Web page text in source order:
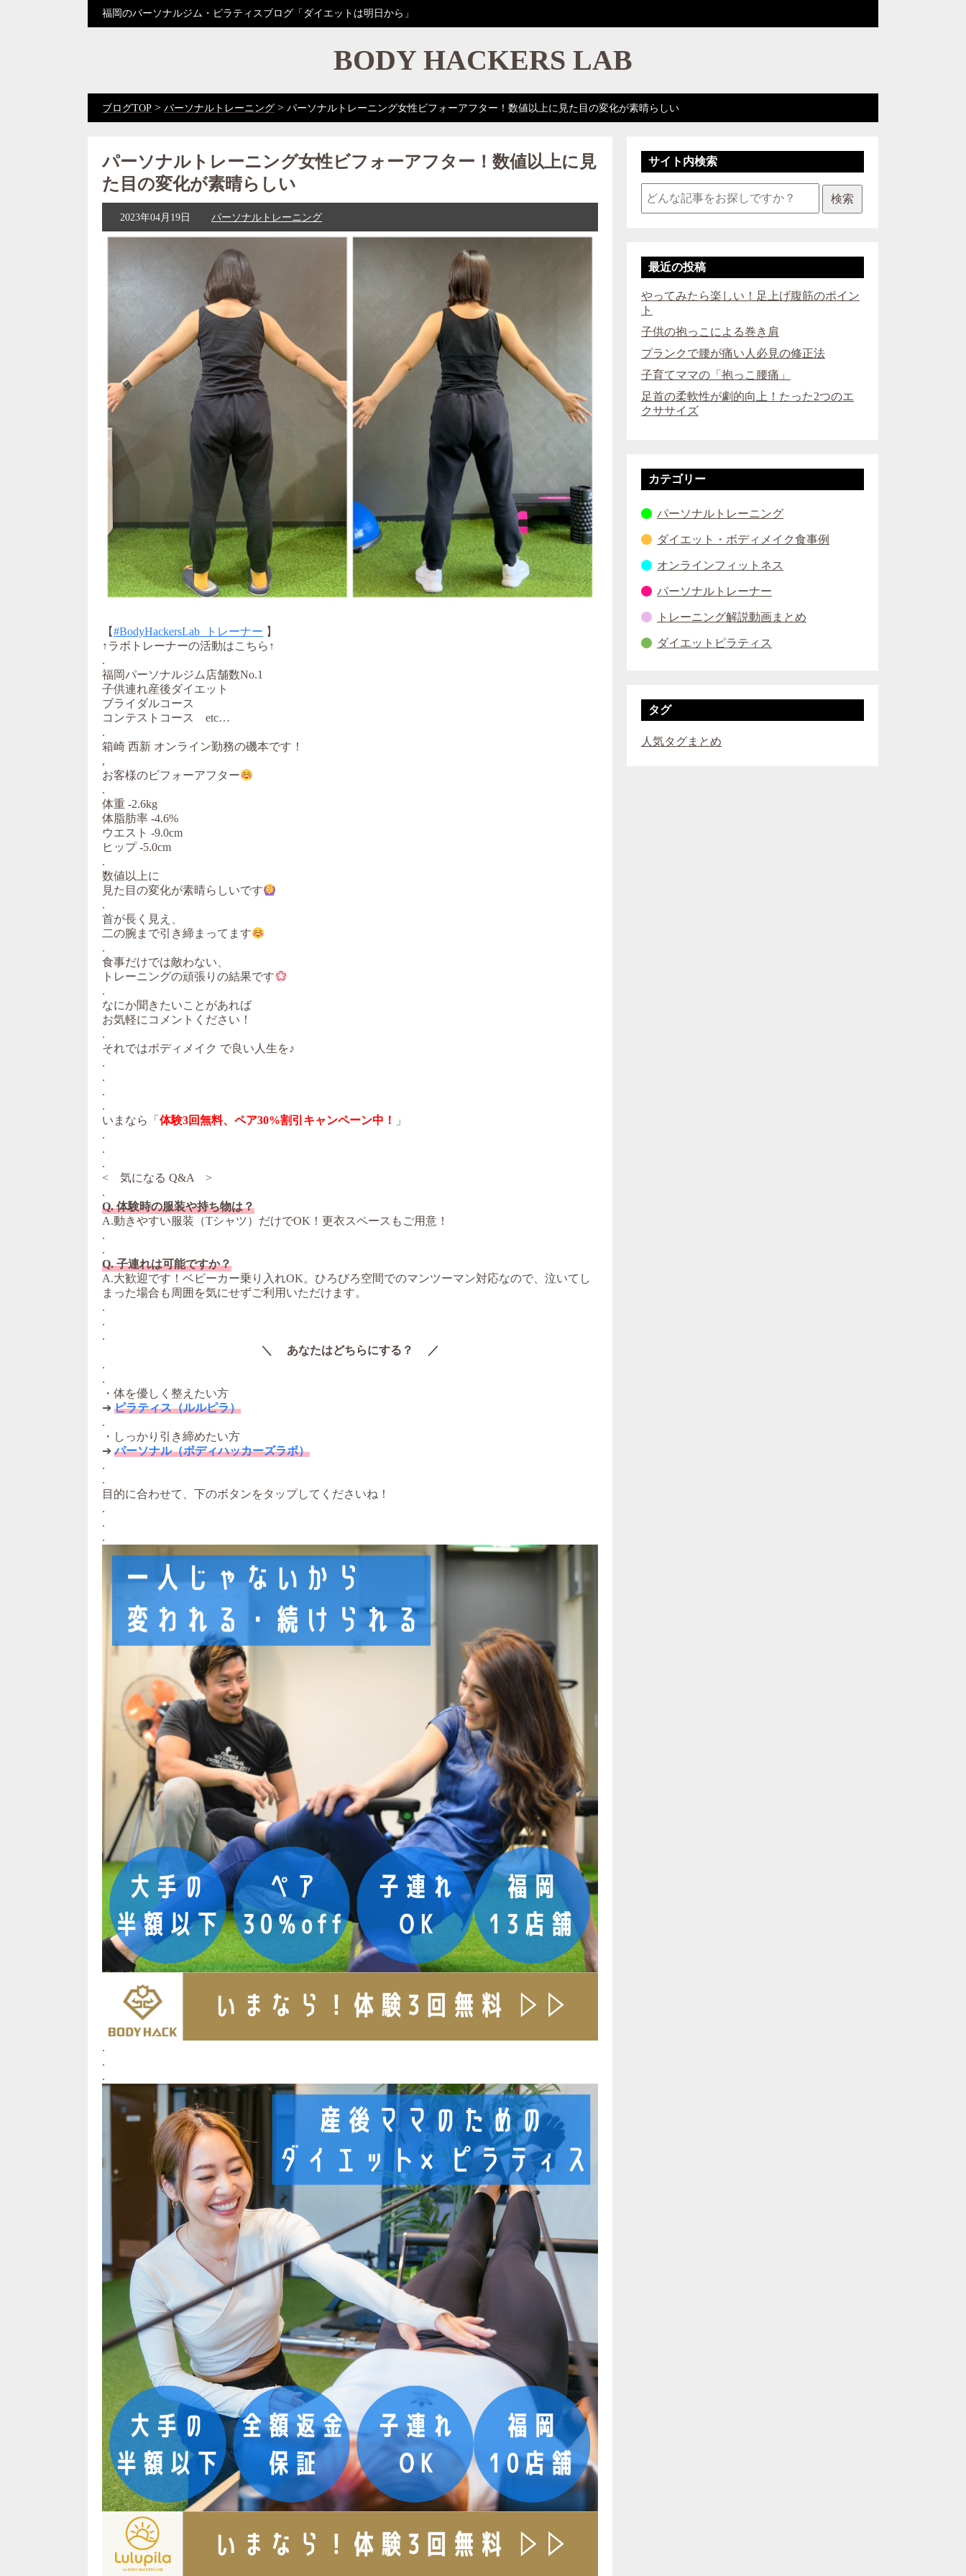
福岡のパーソナルジム・ピラティスブログ「ダイエットは明日から」
BODY HACKERS LAB
ブログTOP > パーソナルトレーニング > パーソナルトレーニング女性ビフォーアフター！数値以上に見た目の変化が素晴らしい
パーソナルトレーニング女性ビフォーアフター！数値以上に見
た目の変化が素晴らしい
2023年04月19日 パーソナルトレーニング
【#BodyHackersLab_トレーナー 】
↑ラボトレーナーの活動はこちら↑
.
福岡パーソナルジム店舗数No.1
子供連れ産後ダイエット
ブライダルコース
コンテストコース etc…
.
箱崎 西新 オンライン勤務の磯本です！
,
お客様のビフォーアフター
.
体重 -2.6kg
体脂肪率 -4.6%
ウエスト -9.0cm
ヒップ -5.0cm
.
数値以上に
見た目の変化が素晴らしいです
.
首が長く見え、
二の腕まで引き締まってます
.
食事だけでは敵わない、
トレーニングの頑張りの結果です
.
なにか聞きたいことがあれば
お気軽にコメントください！
.
それではボディメイク で良い人生を♪
.
.
.
.
いまなら「 体験3回無料、ペア30%割引キャンペーン中！
」
.
.
.
< 気になる Q&A >
.
Q. 体験時の服装や持ち物は？
A.動きやすい服装（Tシャツ）だけでOK！更衣スペースもご用意！
.
.
Q. 子連れは可能ですか？
A.大歓迎です！ベビーカー乗り入れOK。ひろびろ空間でのマンツーマン対応なので、泣いてし
まった場合も周囲を気にせずご利用いただけます。
.
.
.
＼ あなたはどちらにする？ ／
.
.
・体を優しく整えたい方
➔ ピラティス（ルルピラ）
.
・しっかり引き締めたい方
➔パーソナル（ボディハッカーズラボ）
.
.
目的に合わせて、下のボタンをタップしてくださいね！
.
.
.
.
.
.
サイト内検索
検索
最近の投稿
やってみたら楽しい！足上げ腹筋のポイン
ト
子供の抱っこによる巻き肩
プランクで腰が痛い人必見の修正法
子育てママの「抱っこ腰痛」
足首の柔軟性が劇的向上！たった2つのエ
クササイズ
カテゴリー
パーソナルトレーニング
ダイエット・ボディメイク食事例
オンラインフィットネス
パーソナルトレーナー
トレーニング解説動画まとめ
ダイエットピラティス
タグ
人気タグまとめ